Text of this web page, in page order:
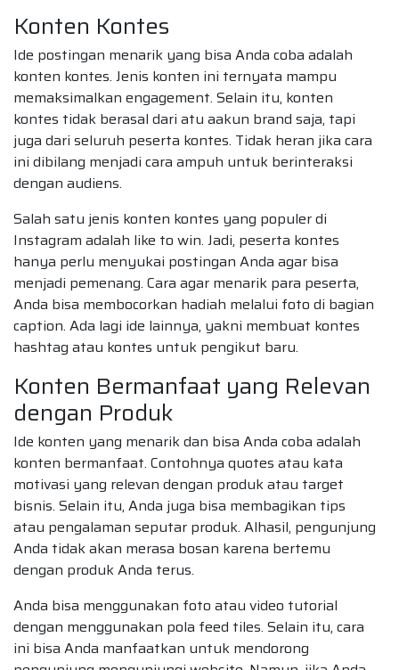
Konten Kontes
Ide postingan menarik yang bisa Anda coba adalah
konten kontes. Jenis konten ini ternyata mampu
memaksimalkan engagement. Selain itu, konten
kontes tidak berasal dari atu aakun brand saja, tapi
juga dari seluruh peserta kontes. Tidak heran jika cara
ini dibilang menjadi cara ampuh untuk berinteraksi
dengan audiens.
Salah satu jenis konten kontes yang populer di
Instagram adalah like to win. Jadi, peserta kontes
hanya perlu menyukai postingan Anda agar bisa
menjadi pemenang. Cara agar menarik para peserta,
Anda bisa membocorkan hadiah melalui foto di bagian
caption. Ada lagi ide lainnya, yakni membuat kontes
hashtag atau kontes untuk pengikut baru.
Konten Bermanfaat yang Relevan
dengan Produk
Ide konten yang menarik dan bisa Anda coba adalah
konten bermanfaat. Contohnya quotes atau kata
motivasi yang relevan dengan produk atau target
bisnis. Selain itu, Anda juga bisa membagikan tips
atau pengalaman seputar produk. Alhasil, pengunjung
Anda tidak akan merasa bosan karena bertemu
dengan produk Anda terus.
Anda bisa menggunakan foto atau video tutorial
dengan menggunakan pola feed tiles. Selain itu, cara
ini bisa Anda manfaatkan untuk mendorong